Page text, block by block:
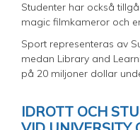
Studenter har också
magic filmkameror och
Sport representeras av
medan Library and
på 20 miljoner dollar
IDROTT OCH